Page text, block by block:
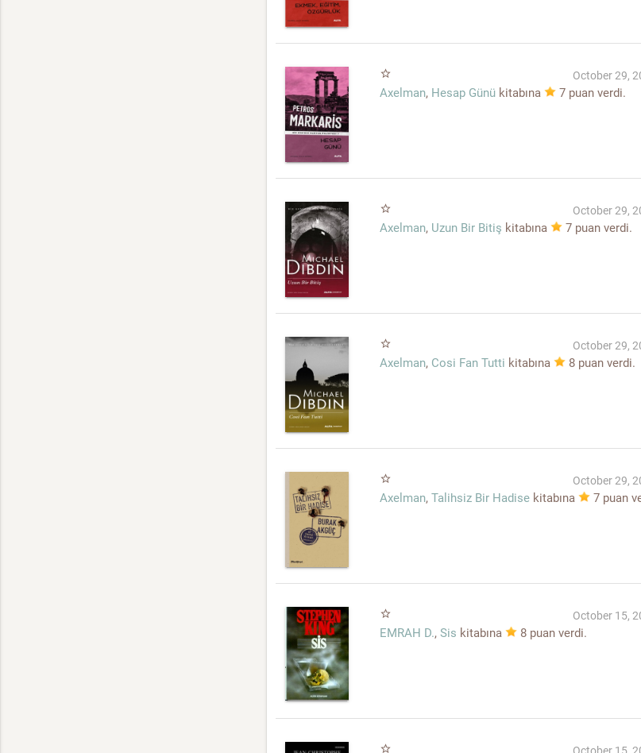
star_border October 29,
Axelman, Hesap Günü kitabına 7 puan verdi.
star_border October 29,
Axelman, Uzun Bir Bitiş kitabına 7 puan verdi.
star_border October 29,
Axelman, Cosi Fan Tutti kitabına 8 puan verdi.
star_border October 29,
Axelman, Talihsiz Bir Hadise kitabına 7 puan
star_border October 15,
EMRAH D., Sis kitabına 8 puan verdi.
star_border